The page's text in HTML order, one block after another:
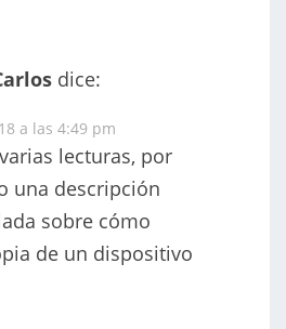
dice:
a las 4:49 pm
lecturas, por
una descripción
sobre cómo
de un dispositivo